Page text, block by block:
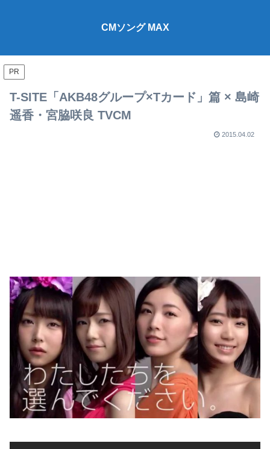
CMソング MAX
PR
T-SITE「AKB48グループ×Tカード」篇 × 島崎
遥香・宮脇咲良 TVCM
2015.04.02